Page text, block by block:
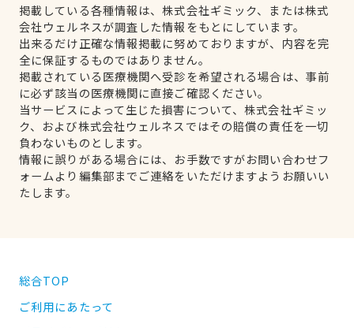
掲載している各種情報は、株式会社ギミック、または株式
会社ウェルネスが調査した情報をもとにしています。
出来るだけ正確な情報掲載に努めておりますが、内容を完
全に保証するものではありません。
掲載されている医療機関へ受診を希望される場合は、事前
に必ず該当の医療機関に直接ご確認ください。
当サービスによって生じた損害について、株式会社ギミッ
ク、および株式会社ウェルネスではその賠償の責任を一切
負わないものとします。
情報に誤りがある場合には、お手数ですがお問い合わせフ
ォームより編集部までご連絡をいただけますようお願いい
たします。
総合TOP
ご利用にあたって